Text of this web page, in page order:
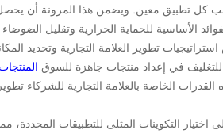
كل تطبيق معين. ويضمن هذا المرونة أن
الأساسية للحماية الحرارية وتقليل
تطوير العلامة التجارية وتحديد
للتغليف في إعداد منتجات جاهزة للسوق المنتجات
الخاصة بالعلامة التجارية للشركاء
التكوينات المثلى للتطبيقات